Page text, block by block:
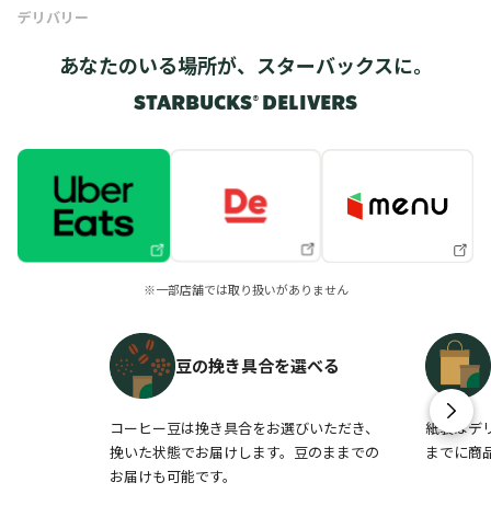
デリバリー
あなたのいる場所が、スターバックスに。
STARBUCKS® DELIVERS
※一部店舗では取り扱いがありません
豆の挽き具合を選べる
コーヒー豆は挽き具合をお選びいただき、
挽いた状態でお届けします。豆のままでの
お届けも可能です。
紙袋はデ
までに商